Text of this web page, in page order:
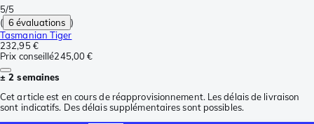
5/5
( 6 évaluations )
Tasmanian Tiger
232,95 €
Prix conseillé245,00 €
± 2 semaines
Cet article est en cours de réapprovisionnement. Les délais de livraison
sont indicatifs. Des délais supplémentaires sont possibles.